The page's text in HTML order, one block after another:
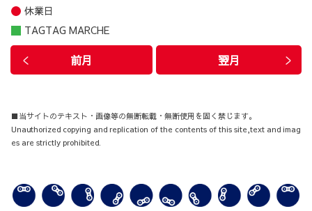
前月 翌月
休業日
TAGTAG MARCHE
■当サイトのテキスト・画像等の無断転載・無断使用を固く禁じます。
Unauthorized copying and replication of the contents of this site,text and imag
es are strictly prohibited.